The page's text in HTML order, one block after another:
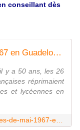
conseillant dès
Des massacres oubliés de mai 1967 en Guadeloupe aux prémices de l'ordre sécuritaire moderne dans les quartiers
y a 50 ans, les 26
réprimaient
et lycéennes en